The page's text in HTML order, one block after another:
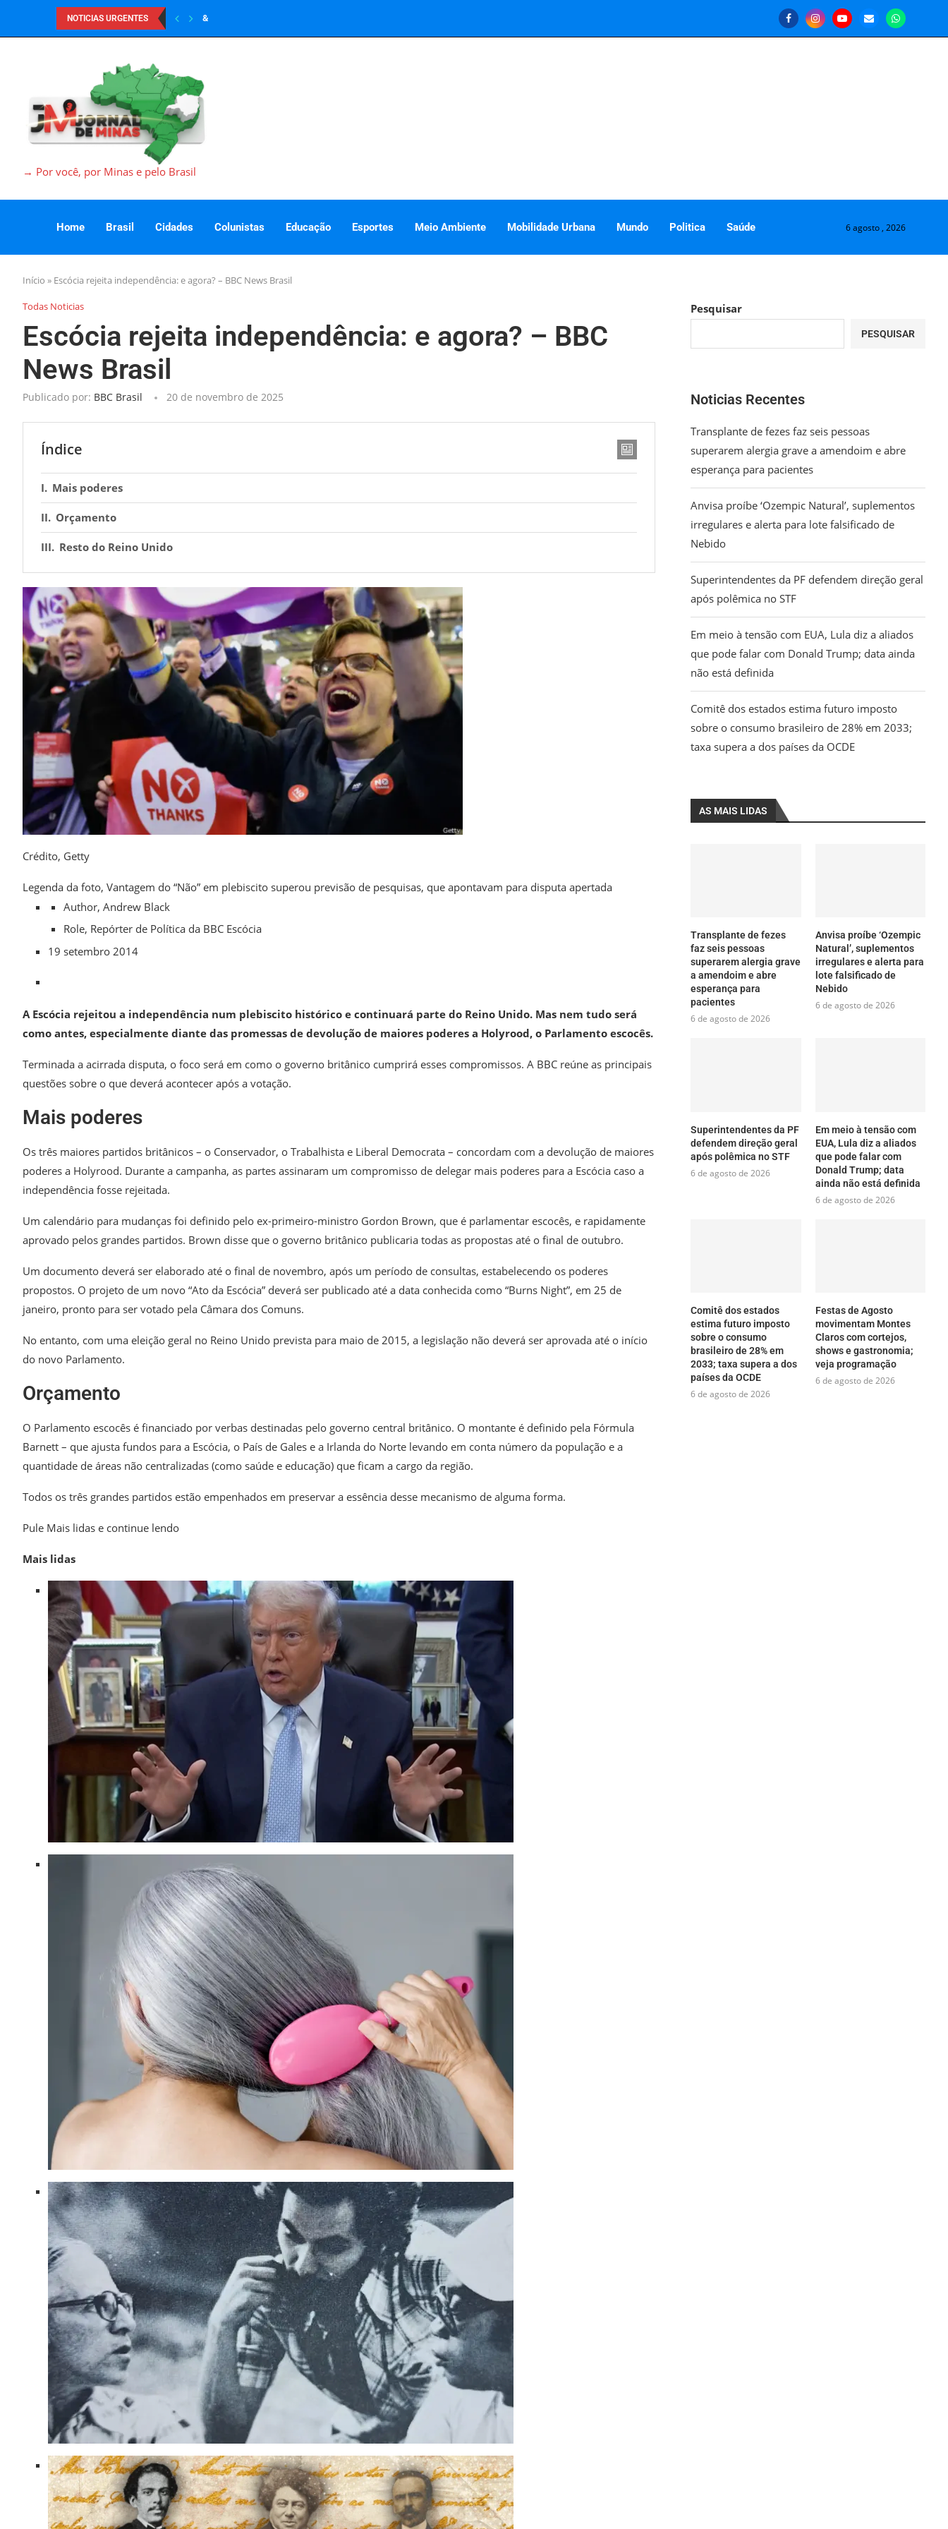
NOTICIAS URGENTES &
→ Por você, por Minas e pelo Brasil
Home Brasil Cidades Colunistas Educação Esportes Meio Ambiente Mobilidade Urbana Mundo Politica Saúde 6 agosto , 2026
Início » Escócia rejeita independência: e agora? – BBC News Brasil
Todas Noticias
Escócia rejeita independência: e agora? – BBC
News Brasil
Publicado por: BBC Brasil 20 de novembro de 2025
Índice
Mais poderes
Orçamento
Resto do Reino Unido
Crédito, Getty
Legenda da foto, Vantagem do “Não” em plebiscito superou previsão de pesquisas, que apontavam para disputa apertada
Author, Andrew Black
Role, Repórter de Política da BBC Escócia
19 setembro 2014
A Escócia rejeitou a independência num plebiscito histórico e continuará parte do Reino Unido. Mas nem tudo será
como antes, especialmente diante das promessas de devolução de maiores poderes a Holyrood, o Parlamento escocês.
Terminada a acirrada disputa, o foco será em como o governo britânico cumprirá esses compromissos. A BBC reúne as principais
questões sobre o que deverá acontecer após a votação.
Mais poderes
Os três maiores partidos britânicos – o Conservador, o Trabalhista e Liberal Democrata – concordam com a devolução de maiores
poderes a Holyrood. Durante a campanha, as partes assinaram um compromisso de delegar mais poderes para a Escócia caso a
independência fosse rejeitada.
Um calendário para mudanças foi definido pelo ex-primeiro-ministro Gordon Brown, que é parlamentar escocês, e rapidamente
aprovado pelos grandes partidos. Brown disse que o governo britânico publicaria todas as propostas até o final de outubro.
Um documento deverá ser elaborado até o final de novembro, após um período de consultas, estabelecendo os poderes
propostos. O projeto de um novo “Ato da Escócia” deverá ser publicado até a data conhecida como “Burns Night”, em 25 de
janeiro, pronto para ser votado pela Câmara dos Comuns.
No entanto, com uma eleição geral no Reino Unido prevista para maio de 2015, a legislação não deverá ser aprovada até o início
do novo Parlamento.
Orçamento
O Parlamento escocês é financiado por verbas destinadas pelo governo central britânico. O montante é definido pela Fórmula
Barnett – que ajusta fundos para a Escócia, o País de Gales e a Irlanda do Norte levando em conta número da população e a
quantidade de áreas não centralizadas (como saúde e educação) que ficam a cargo da região.
Todos os três grandes partidos estão empenhados em preservar a essência desse mecanismo de alguma forma.
Pule Mais lidas e continue lendo
Mais lidas
Pesquisar
PESQUISAR
Noticias Recentes
Transplante de fezes faz seis pessoas
superarem alergia grave a amendoim e abre
esperança para pacientes
Anvisa proíbe ‘Ozempic Natural’, suplementos
irregulares e alerta para lote falsificado de
Nebido
Superintendentes da PF defendem direção geral
após polêmica no STF
Em meio à tensão com EUA, Lula diz a aliados
que pode falar com Donald Trump; data ainda
não está definida
Comitê dos estados estima futuro imposto
sobre o consumo brasileiro de 28% em 2033;
taxa supera a dos países da OCDE
AS MAIS LIDAS
Transplante de fezes
faz seis pessoas
superarem alergia grave
a amendoim e abre
esperança para
pacientes
6 de agosto de 2026
Anvisa proíbe ‘Ozempic
Natural’, suplementos
irregulares e alerta para
lote falsificado de
Nebido
6 de agosto de 2026
Superintendentes da PF
defendem direção geral
após polêmica no STF
6 de agosto de 2026
Em meio à tensão com
EUA, Lula diz a aliados
que pode falar com
Donald Trump; data
ainda não está definida
6 de agosto de 2026
Comitê dos estados
estima futuro imposto
sobre o consumo
brasileiro de 28% em
2033; taxa supera a dos
países da OCDE
6 de agosto de 2026
Festas de Agosto
movimentam Montes
Claros com cortejos,
shows e gastronomia;
veja programação
6 de agosto de 2026